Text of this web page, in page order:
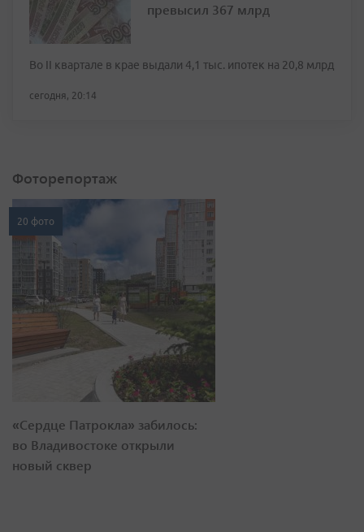
превысил 367 млрд
Во II квартале в крае выдали 4,1 тыс. ипотек на 20,8 млрд
сегодня, 20:14
Фоторепортаж
20 фото
«Сердце Патрокла» забилось:
во Владивостоке открыли
новый сквер